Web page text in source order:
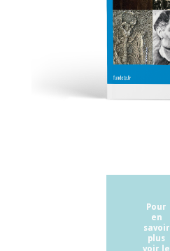
Pour
en
savoir
plus
voir le